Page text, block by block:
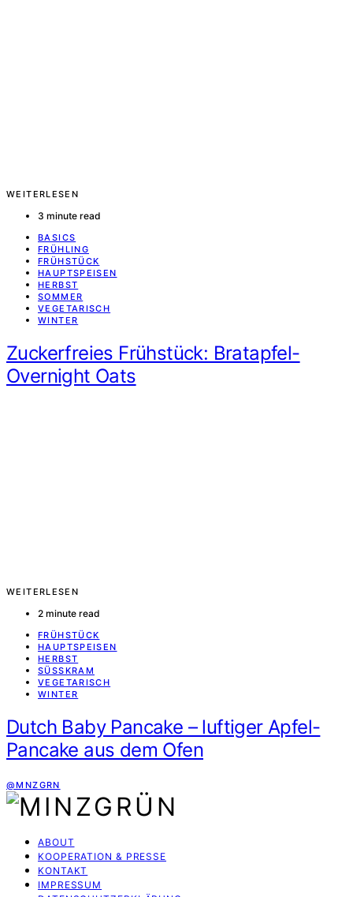
WEITERLESEN
3 minute read
BASICS
FRÜHLING
FRÜHSTÜCK
HAUPTSPEISEN
HERBST
SOMMER
VEGETARISCH
WINTER
Zuckerfreies Frühstück: Bratapfel-
Overnight Oats
WEITERLESEN
2 minute read
FRÜHSTÜCK
HAUPTSPEISEN
HERBST
SÜSSKRAM
VEGETARISCH
WINTER
Dutch Baby Pancake – luftiger Apfel-
Pancake aus dem Ofen
@MNZGRN
ABOUT
KOOPERATION & PRESSE
KONTAKT
IMPRESSUM